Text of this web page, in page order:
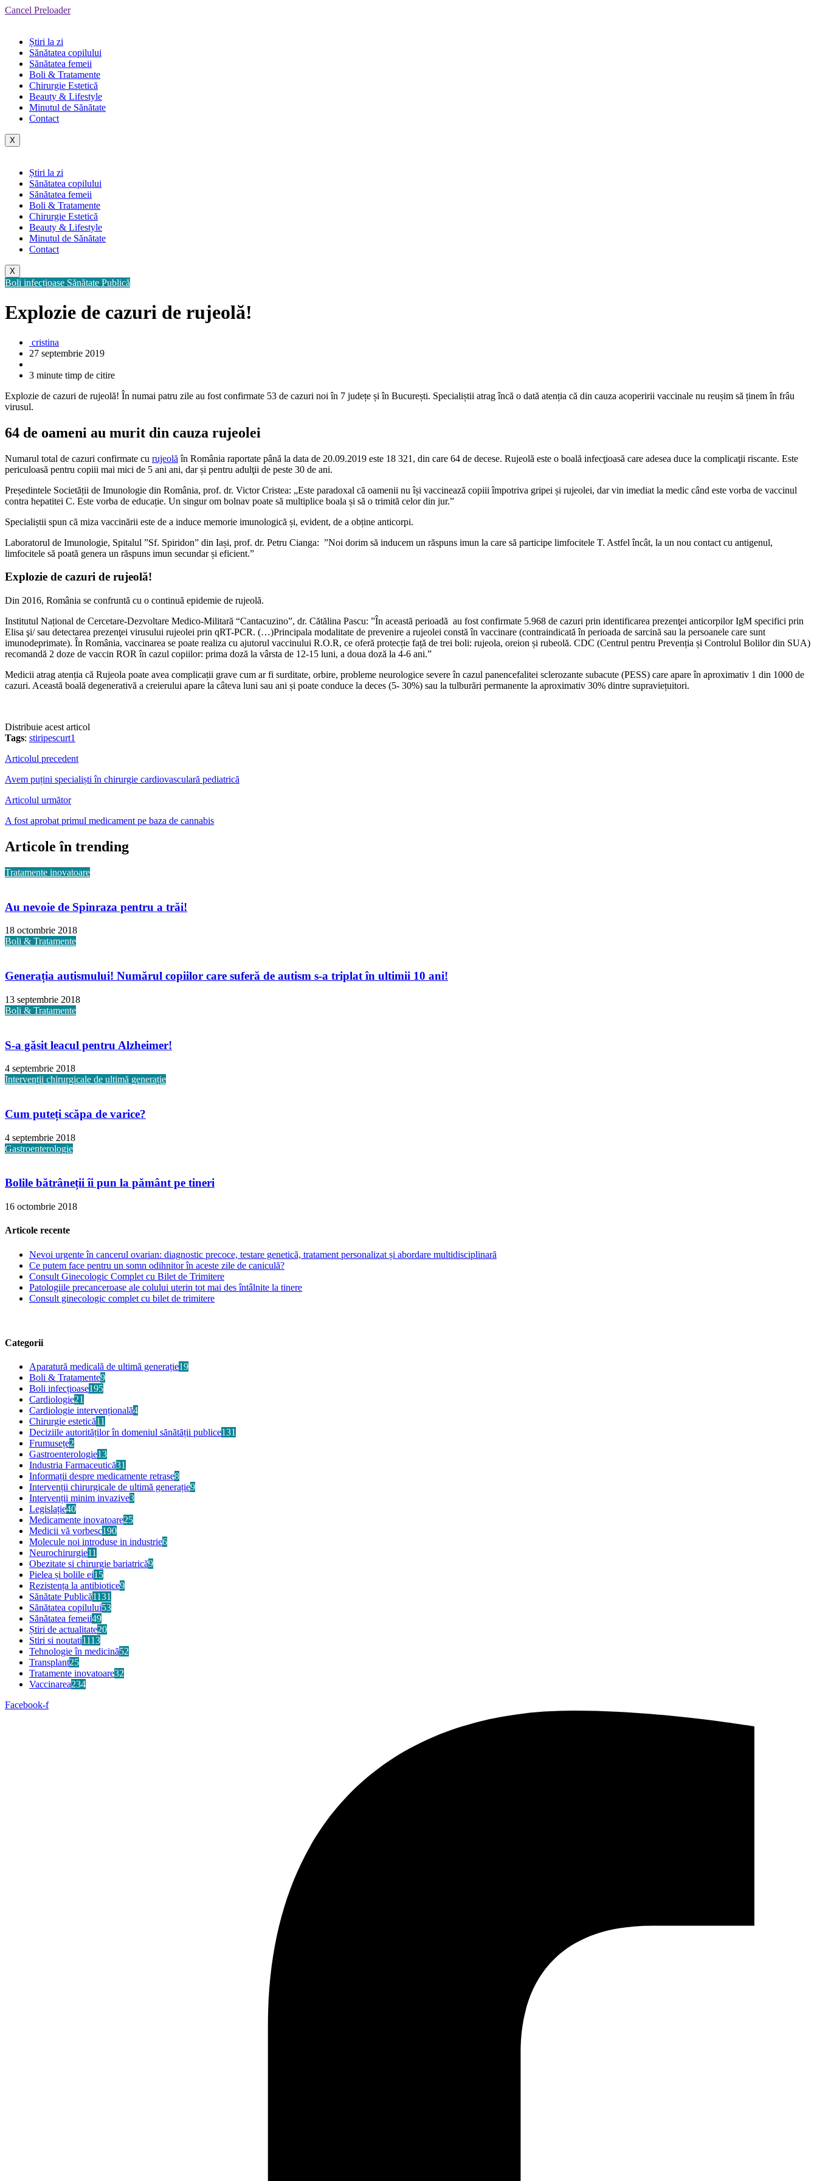
Cancel Preloader
Știri la zi
Sănătatea copilului
Sănătatea femeii
Boli & Tratamente
Chirurgie Estetică
Beauty & Lifestyle
Minutul de Sănătate
Contact
X
Știri la zi
Sănătatea copilului
Sănătatea femeii
Boli & Tratamente
Chirurgie Estetică
Beauty & Lifestyle
Minutul de Sănătate
Contact
X
Boli infecțioase Sănătate Publică
Explozie de cazuri de rujeolă!
cristina
27 septembrie 2019
3 minute timp de citire
Explozie de cazuri de rujeolă! În numai patru zile au fost confirmate 53 de cazuri noi în 7 județe și în București. Specialiștii atrag încă o dată atenția că din cauza acoperirii vaccinale nu reușim să ținem în frâu
virusul.
64 de oameni au murit din cauza rujeolei
Numarul total de cazuri confirmate cu rujeolă în România raportate până la data de 20.09.2019 este 18 321, din care 64 de decese. Rujeolă este o boală infecţioasă care adesea duce la complicaţii riscante. Este
periculoasă pentru copiii mai mici de 5 ani ani, dar și pentru adulţii de peste 30 de ani.
Președintele Societății de Imunologie din România, prof. dr. Victor Cristea: „Este paradoxal că oamenii nu își vaccinează copiii împotriva gripei și rujeolei, dar vin imediat la medic când este vorba de vaccinul
contra hepatitei C. Este vorba de educație. Un singur om bolnav poate să multiplice boala și să o trimită celor din jur.”
Specialiștii spun că miza vaccinării este de a induce memorie imunologică și, evident, de a obține anticorpi.
Laboratorul de Imunologie, Spitalul ”Sf. Spiridon” din Iași, prof. dr. Petru Cianga: ”Noi dorim să inducem un răspuns imun la care să participe limfocitele T. Astfel încât, la un nou contact cu antigenul,
limfocitele să poată genera un răspuns imun secundar și eficient.”
Explozie de cazuri de rujeolă!
Din 2016, România se confruntă cu o continuă epidemie de rujeolă.
Institutul Național de Cercetare-Dezvoltare Medico-Militară “Cantacuzino”, dr. Cătălina Pascu: ”În această perioadă au fost confirmate 5.968 de cazuri prin identificarea prezenţei anticorpilor IgM specifici prin
Elisa şi/ sau detectarea prezenţei virusului rujeolei prin qRT-PCR. (…)Principala modalitate de prevenire a rujeolei constă în vaccinare (contraindicată în perioada de sarcină sau la persoanele care sunt
imunodeprimate). În România, vaccinarea se poate realiza cu ajutorul vaccinului R.O.R, ce oferă protecție față de trei boli: rujeola, oreion și rubeolă. CDC (Centrul pentru Prevenția și Controlul Bolilor din SUA)
recomandă 2 doze de vaccin ROR în cazul copiilor: prima doză la vârsta de 12-15 luni, a doua doză la 4-6 ani.”
Medicii atrag atenția că Rujeola poate avea complicații grave cum ar fi surditate, orbire, probleme neurologice severe în cazul panencefalitei sclerozante subacute (PESS) care apare în aproximativ 1 din 1000 de
cazuri. Această boală degenerativă a creierului apare la câteva luni sau ani și poate conduce la deces (5- 30%) sau la tulburări permanente la aproximativ 30% dintre supraviețuitori.
Distribuie acest articol
Tags: stiripescurt1
Articolul precedent
Avem puțini specialiști în chirurgie cardiovasculară pediatrică
Articolul următor
A fost aprobat primul medicament pe baza de cannabis
Articole în trending
Tratamente inovatoare
Au nevoie de Spinraza pentru a trăi!
18 octombrie 2018
Boli & Tratamente
Generația autismului! Numărul copiilor care suferă de autism s-a triplat în ultimii 10 ani!
13 septembrie 2018
Boli & Tratamente
S-a găsit leacul pentru Alzheimer!
4 septembrie 2018
Intervenții chirurgicale de ultimă generație
Cum puteți scăpa de varice?
4 septembrie 2018
Gastroenterologie
Bolile bătrâneții îi pun la pământ pe tineri
16 octombrie 2018
Articole recente
Nevoi urgente în cancerul ovarian: diagnostic precoce, testare genetică, tratament personalizat și abordare multidisciplinară
Ce putem face pentru un somn odihnitor în aceste zile de caniculă?
Consult Ginecologic Complet cu Bilet de Trimitere
Patologiile precanceroase ale colului uterin tot mai des întâlnite la tinere
Consult ginecologic complet cu bilet de trimitere
Categorii
Aparatură medicală de ultimă generație19
Boli & Tratamente9
Boli infecțioase195
Cardiologie21
Cardiologie intervențională4
Chirurgie estetică11
Deciziile autorităților în domeniul sănătății publice131
Frumusețe2
Gastroenterologie13
Industria Farmaceutică31
Informații despre medicamente retrase8
Intervenții chirurgicale de ultimă generație9
Intervenții minim invazive3
Legislație40
Medicamente inovatoare25
Medicii vă vorbesc190
Molecule noi introduse in industrie6
Neurochirurgie11
Obezitate si chirurgie bariatrică9
Pielea și bolile ei15
Rezistența la antibiotice9
Sănătate Publică1131
Sănătatea copilului53
Sănătatea femeii49
Știri de actualitate20
Stiri si noutati1113
Tehnologie în medicină52
Transplant25
Tratamente inovatoare32
Vaccinarea234
Facebook-f